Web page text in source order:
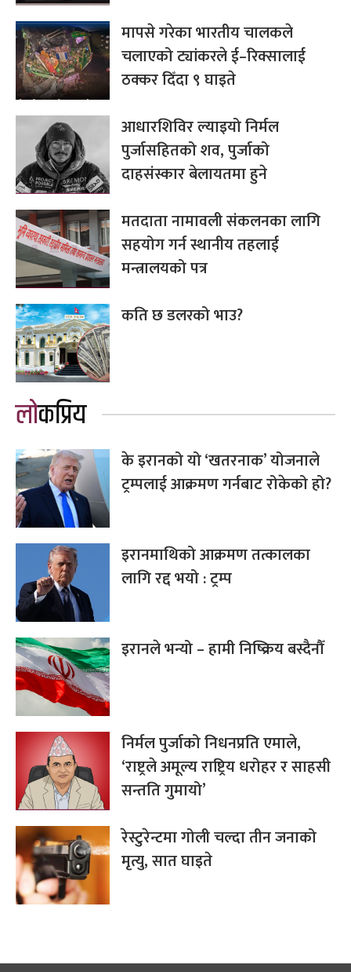
मापसे गरेका भारतीय चालकले
चलाएको ट्यांकरले ई–रिक्सालाई
ठक्कर दिँदा ९ घाइते
आधारशिविर ल्याइयो निर्मल
पुर्जासहितको शव, पुर्जाको
दाहसंस्कार बेलायतमा हुने
मतदाता नामावली संकलनका लागि
सहयोग गर्न स्थानीय तहलाई
मन्त्रालयको पत्र
कति छ डलरको भाउ?
लोकप्रिय
के इरानको यो ‘खतरनाक’ योजनाले
ट्रम्पलाई आक्रमण गर्नबाट रोकेको हो?
इरानमाथिको आक्रमण तत्कालका
लागि रद्द भयो : ट्रम्प
इरानले भन्यो – हामी निष्क्रिय बस्दैनौँ
निर्मल पुर्जाको निधनप्रति एमाले,
‘राष्ट्रले अमूल्य राष्ट्रिय धरोहर र साहसी
सन्तति गुमायो’
रेस्टुरेन्टमा गोली चल्दा तीन जनाको
मृत्यु, सात घाइते